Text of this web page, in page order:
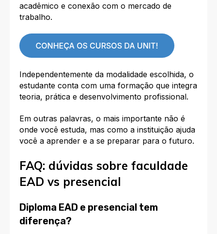
acadêmico e conexão com o mercado de
trabalho.
Independentemente da modalidade escolhida, o
estudante conta com uma formação que integra
teoria, prática e desenvolvimento profissional.
Em outras palavras, o mais importante não é
onde você estuda, mas como a instituição ajuda
você a aprender e a se preparar para o futuro.
FAQ: dúvidas sobre faculdade
EAD vs presencial
Diploma EAD e presencial tem
diferença?